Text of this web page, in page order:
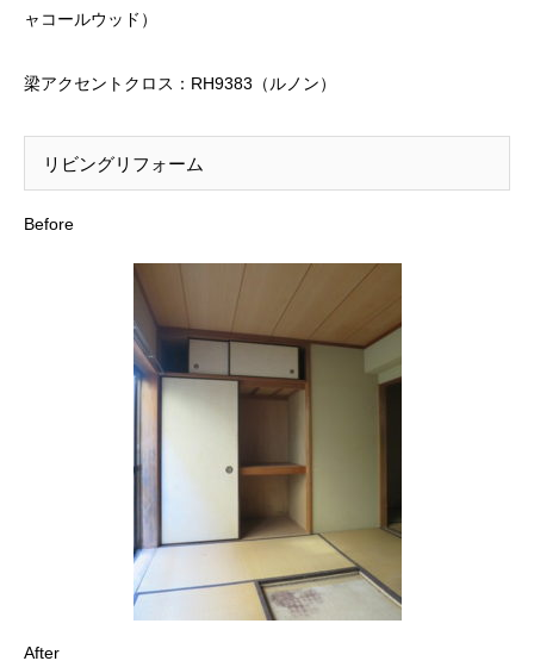
ャコールウッド）
梁アクセントクロス：RH9383（ルノン）
リビングリフォーム
Before
After